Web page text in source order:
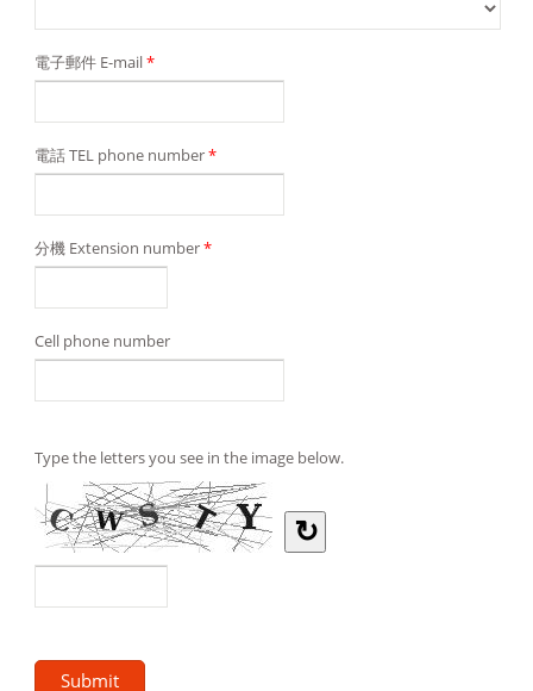
電子郵件 E-mail*
電話 TEL phone number*
分機 Extension number*
Cell phone number
Type the letters you see in the image below.
↻